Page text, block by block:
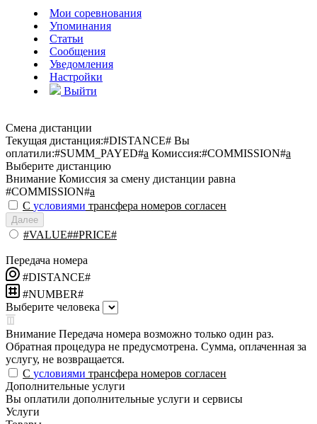
Мои соревнования
Упоминания
Статьи
Сообщения
Уведомления
Настройки
Выйти
Смена дистанции
Текущая дистанция:#DISTANCE# Вы
оплатили:#SUMM_PAYED#a Комиссия:#COMMISSION#a
Выберите дистанцию
Внимание Комиссия за смену дистанции равна
#COMMISSION#a
С условиями трансфера номеров согласен
Далее
#VALUE##PRICE#
Передача номера
#DISTANCE#
#NUMBER#
Выберите человека
Внимание Передача номера возможно только один раз.
Обратная процедура не предусмотрена. Сумма, оплаченная за
услугу, не возвращается.
С условиями трансфера номеров согласен
Дополнительные услуги
Вы оплатили дополнительные услуги и сервисы
Услуги